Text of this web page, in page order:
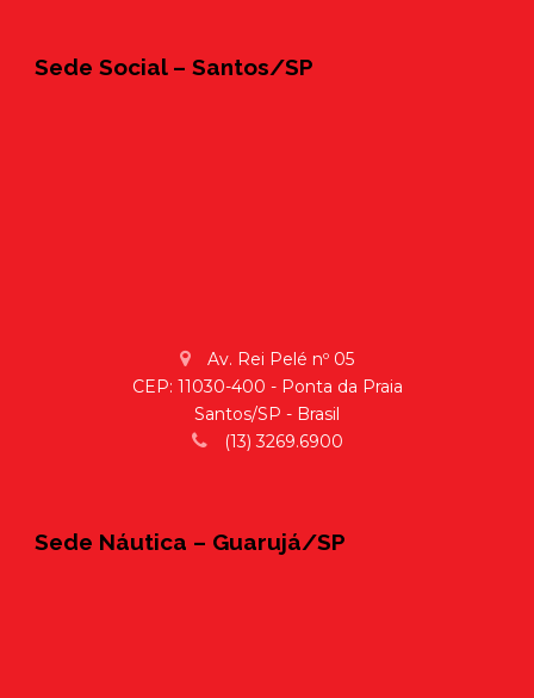
Sede Social – Santos/SP
Av. Rei Pelé nº 05
CEP: 11030-400 - Ponta da Praia
Santos/SP - Brasil
(13) 3269.6900
Sede Náutica – Guarujá/SP